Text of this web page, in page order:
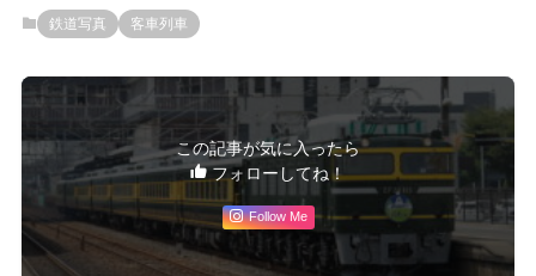
鉄道写真 客車列車
この記事が気に入ったら
フォローしてね！
Follow Me